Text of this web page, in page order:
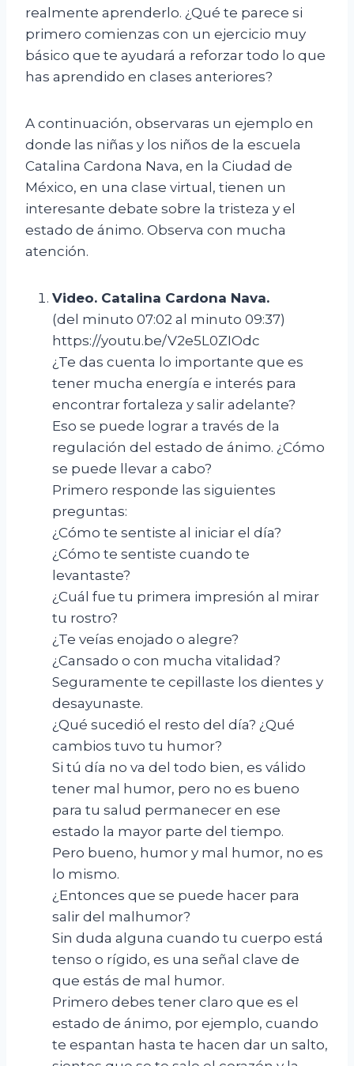
realmente aprenderlo. ¿Qué te parece si
primero comienzas con un ejercicio muy
básico que te ayudará a reforzar todo lo que
has aprendido en clases anteriores?
A continuación, observaras un ejemplo en
donde las niñas y los niños de la escuela
Catalina Cardona Nava, en la Ciudad de
México, en una clase virtual, tienen un
interesante debate sobre la tristeza y el
estado de ánimo. Observa con mucha
atención.
Video. Catalina Cardona Nava.
(del minuto 07:02 al minuto 09:37)
https://youtu.be/V2e5L0ZIOdc
¿Te das cuenta lo importante que es
tener mucha energía e interés para
encontrar fortaleza y salir adelante?
Eso se puede lograr a través de la
regulación del estado de ánimo. ¿Cómo
se puede llevar a cabo?
Primero responde las siguientes
preguntas:
¿Cómo te sentiste al iniciar el día?
¿Cómo te sentiste cuando te
levantaste?
¿Cuál fue tu primera impresión al mirar
tu rostro?
¿Te veías enojado o alegre?
¿Cansado o con mucha vitalidad?
Seguramente te cepillaste los dientes y
desayunaste.
¿Qué sucedió el resto del día? ¿Qué
cambios tuvo tu humor?
Si tú día no va del todo bien, es válido
tener mal humor, pero no es bueno
para tu salud permanecer en ese
estado la mayor parte del tiempo.
Pero bueno, humor y mal humor, no es
lo mismo.
¿Entonces que se puede hacer para
salir del malhumor?
Sin duda alguna cuando tu cuerpo está
tenso o rígido, es una señal clave de
que estás de mal humor.
Primero debes tener claro que es el
estado de ánimo, por ejemplo, cuando
te espantan hasta te hacen dar un salto,